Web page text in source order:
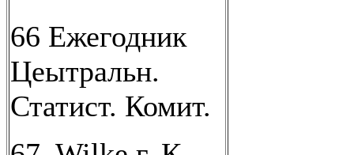
66 Ежегодник
Цеытральн.
Статист. Комит.